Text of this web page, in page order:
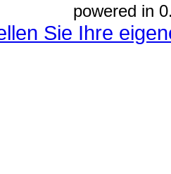
powered in
Sie Ihre